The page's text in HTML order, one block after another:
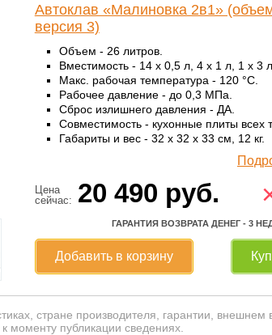
Автоклав «Малиновка 2в1»
версия 3)
Объем - 26 литров.
Вместимость - 14 x 0,5 л, 4 x 1 л, 1 x 3 л.
Макс. рабочая температура - 120 °С.
Рабочее давление - до 0,3 МПа.
Сброс излишнего давления - ДА.
Совместимость - кухонные плиты всех
Габариты и вес - 32 x 32 x 33 см, 12 кг.
Цена
сейчас: 20 490 руб.
ГАРАНТИЯ ВОЗВРАТА ДЕНЕГ - 3
Добавить в корзину
стране производителя, гарантии, внешнем
моменту публикации сведениях.